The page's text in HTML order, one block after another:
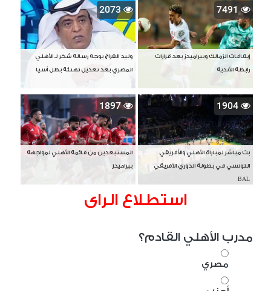
7491
إيقافات الزمالك وبيراميدز بعد قرارات
رابطة الأندية
2073
وليد الفراج يوجه رسالة شكر لـ الأهلي
المصري بعد تعديل تهنئة بطل آسيا
1904
بث مباشر لمباراة الأهلي والأفريقي
التونسي في بطولة الدوري الأفريقي
BAL
1897
المستبعدين من قائمة الأهلي لمواجهة
بيراميدز
استطلاع الراى
مدرب الأهلي القادم؟
مصري